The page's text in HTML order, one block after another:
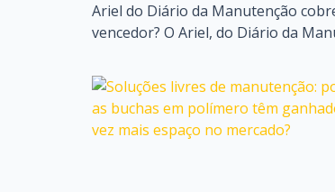
Ariel do Diário da Manutenção
vencedor? O Ariel, do Diário da